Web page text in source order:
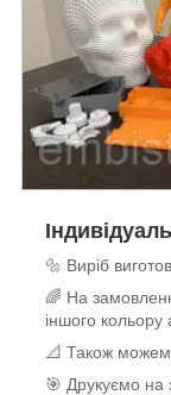
🔩 Виріб
🌈 На
іншого кольору
📐 Також
🎯 Друкуємо на